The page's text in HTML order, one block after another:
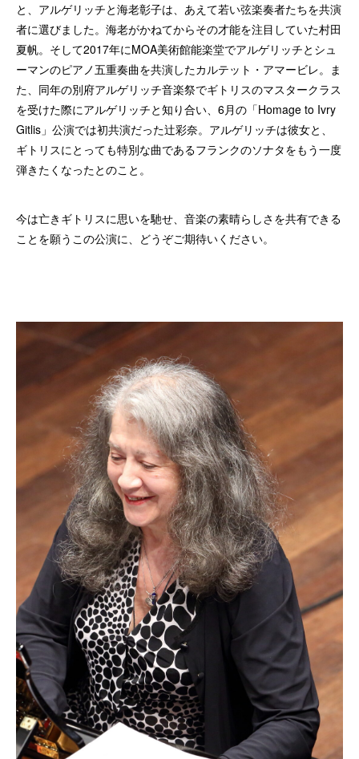
と、アルゲリッチと海老彰子は、あえて若い弦楽奏者たちを共演
者に選びました。海老がかねてからその才能を注目していた村田
夏帆。そして2017年にMOA美術館能楽堂でアルゲリッチとシュ
ーマンのピアノ五重奏曲を共演したカルテット・アマービレ。ま
た、同年の別府アルゲリッチ音楽祭でギトリスのマスタークラス
を受けた際にアルゲリッチと知り合い、6月の「Homage to Ivry
Gitlis」公演では初共演だった辻彩奈。アルゲリッチは彼女と、
ギトリスにとっても特別な曲であるフランクのソナタをもう一度
弾きたくなったとのこと。
今は亡きギトリスに思いを馳せ、音楽の素晴らしさを共有できる
ことを願うこの公演に、どうぞご期待いください。